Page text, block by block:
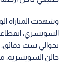
وشهدت المباراة
السويسري، انقطاعا
بحوالي ست
جالن السويسرية،